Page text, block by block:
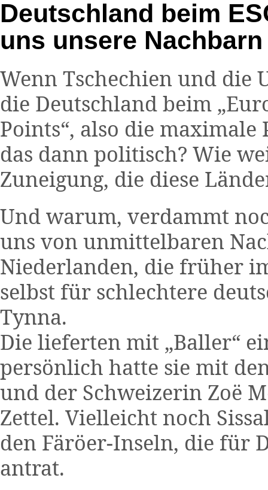
Deutschland beim
uns unsere
Wenn Tschechien und die
die Deutschland beim
Points“, also die
das dann politisch? Wie
Zuneigung, die diese
Und warum, verdammt
uns von unmittelbaren
Niederlanden, die früher
selbst für schlechtere
Tynna.
Die lieferten mit „Baller“
persönlich hatte sie mit
und der Schweizerin Zoë
Zettel. Vielleicht noch
den Färöer-Inseln, die für
antrat.